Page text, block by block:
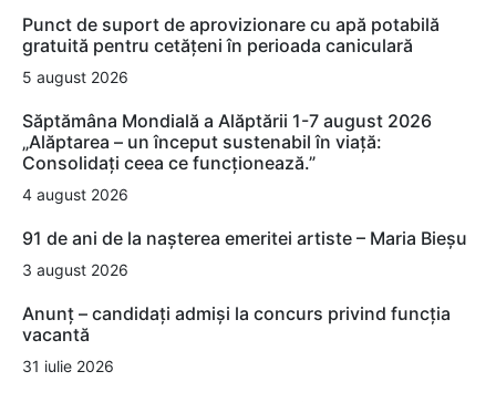
Punct de suport de aprovizionare cu apă potabilă
gratuită pentru cetățeni în perioada caniculară
5 august 2026
Săptămâna Mondială a Alăptării 1-7 august 2026
„Alăptarea – un început sustenabil în viață:
Consolidați ceea ce funcționează.”
4 august 2026
91 de ani de la nașterea emeritei artiste – Maria Bieșu
3 august 2026
Anunț – candidați admiși la concurs privind funcția
vacantă
31 iulie 2026